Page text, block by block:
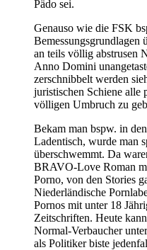
Pädo sei.
Genauso wie die FSK
Bemessungsgrundlagen
an teils völlig abstrusen
Anno Domini
zerschnibbelt werden
juristischen Schiene alle
völligen Umbruch zu
Bekam man bspw. in
Ladentisch, wurde man
überschwemmt. Da
BRAVO-Love Roman
Porno, von den Stories
Niederländische
Pornos mit unter 18
Zeitschriften. Heute
Normal-Verbaucher
als Politiker biste